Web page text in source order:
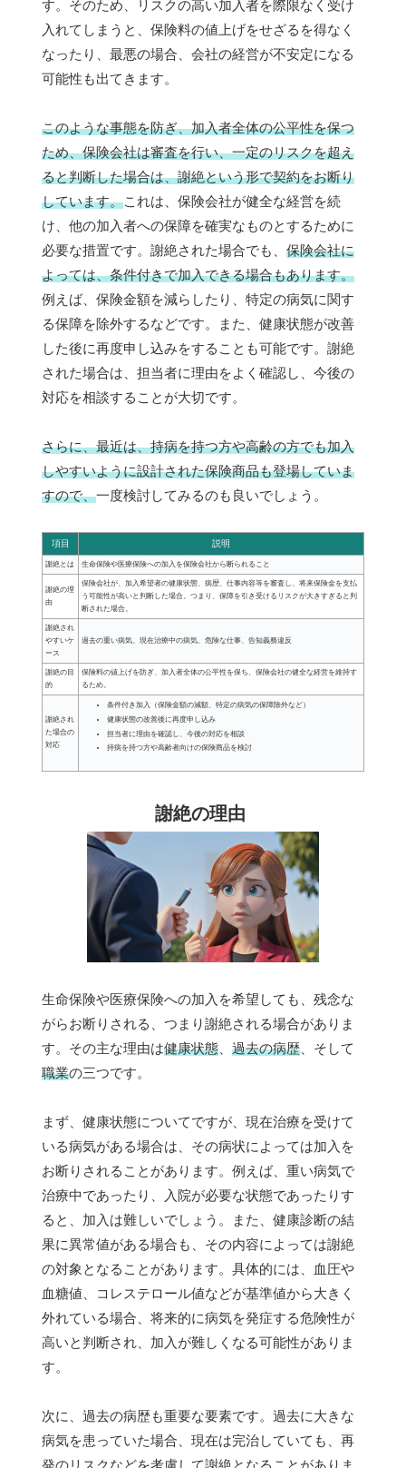
す。そのため、リスクの高い加入者を際限なく受け
入れてしまうと、保険料の値上げをせざるを得なく
なったり、最悪の場合、会社の経営が不安定になる
可能性も出てきます。
このような事態を防ぎ、加入者全体の公平性を保つ
ため、保険会社は審査を行い、一定のリスクを超え
ると判断した場合は、謝絶という形で契約をお断り
しています。これは、保険会社が健全な経営を続
け、他の加入者への保障を確実なものとするために
必要な措置です。謝絶された場合でも、 保険会社に
よっては、条件付きで加入できる場合もあります。
例えば、保険金額を減らしたり、特定の病気に関す
る保障を除外するなどです。また、健康状態が改善
した後に再度申し込みをすることも可能です。謝絶
された場合は、担当者に理由をよく確認し、今後の
対応を相談することが大切です。
さらに、最近は、持病を持つ方や高齢の方でも加入
しやすいように設計された保険商品も登場していま
すので、一度検討してみるのも良いでしょう。
項目 説明
謝絶とは 生命保険や医療保険への加入を保険会社から断られること
謝絶の理
由
保険会社が、加入希望者の健康状態、病歴、仕事内容等を審査し、将来保険金を支払
う可能性が高いと判断した場合。つまり、保障を引き受けるリスクが大きすぎると判
断された場合。
謝絶され
やすいケ
ース
過去の重い病気、現在治療中の病気、危険な仕事、告知義務違反
謝絶の目
的
保険料の値上げを防ぎ、加入者全体の公平性を保ち、保険会社の健全な経営を維持す
るため。
謝絶され
た場合の
対応
条件付き加入（保険金額の減額、特定の病気の保障除外など）
健康状態の改善後に再度申し込み
担当者に理由を確認し、今後の対応を相談
持病を持つ方や高齢者向けの保険商品を検討
謝絶の理由
生命保険や医療保険への加入を希望しても、残念な
がらお断りされる、つまり謝絶される場合がありま
す。その主な理由は健康状態 過去の病歴 、そして
職業の三つです。
まず、健康状態についてですが、現在治療を受けて
いる病気がある場合は、その病状によっては加入を
お断りされることがあります。例えば、重い病気で
治療中であったり、入院が必要な状態であったりす
ると、加入は難しいでしょう。また、健康診断の結
果に異常値がある場合も、その内容によっては謝絶
の対象となることがあります。具体的には、血圧や
血糖値、コレステロール値などが基準値から大きく
外れている場合、将来的に病気を発症する危険性が
高いと判断され、加入が難しくなる可能性がありま
す。
次に、過去の病歴も重要な要素です。過去に大きな
病気を患っていた場合、現在は完治していても、再
発のリスクなどを考慮して謝絶となることがありま